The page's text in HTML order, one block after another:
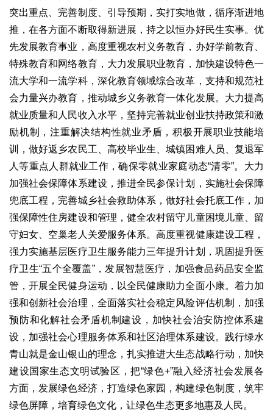
突出重点、完善制度、引导预期，实打实地做，循序渐进地
推，在各方面不断取得新进展，持之以恒办好民生实事。优
先发展教育事业，高度重视农村义务教育，办好学前教育、
特殊教育和网络教育，大力发展职业教育，加快建设特色一
流大学和一流学科，深化教育领域综合改革，支持和规范社
会力量兴办教育，推动城乡义务教育一体化发展。大力提高
就业质量和人民收入水平，坚持完善就业创业扶持政策和激
励机制，注重解决结构性就业矛盾，积极开展职业技能培
训，做好返乡农民工、高校毕业生、城镇困难人员、复退军
人等重点人群就业工作，确保零就业家庭动态“清零”。大力
加强社会保障体系建设，推进全民参保计划，实施社会保障
兜底工程，完善城乡社会救助体系，做好社会托底工作，加
强保障性住房建设和管理，健全农村留守儿童困境儿童、留
守妇女、空巢老人关爱服务体系。高度重视健康建设工程，
强力实施基层医疗卫生服务能力三年提升计划，巩固提升医
疗卫生“五个全覆盖”，发展智慧医疗，加强食品药品安全监
管，开展全民健身运动，以全民健康助力全面小康。着力加
强和创新社会治理，全面落实社会稳定风险评估机制，加强
预防和化解社会矛盾机制建设，加快社会治安防控体系建
设，加强社会心理服务体系和社区治理体系建设。践行绿水
青山就是金山银山的理念，扎实推进大生态战略行动，加快
建设国家生态文明试验区，把“绿色+”融入经济社会发展各
方面，发展绿色经济，打造绿色家园，构建绿色制度，筑牢
绿色屏障，培育绿色文化，让绿色生态更多地惠及人民。